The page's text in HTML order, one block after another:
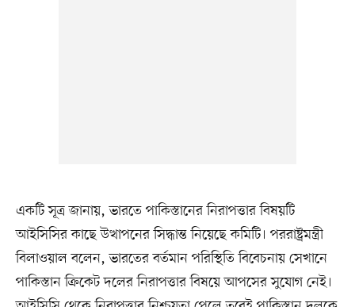
একটি সূত্র জানায়, ভারতে পাকিস্তানের নিরাপত্তার বিষয়টি
আইসিসির কাছে উত্থাপনের সিদ্ধান্ত নিয়েছে কমিটি। পররাষ্ট্রমন্ত্রী
বিলাওয়াল বলেন, ভারতের বর্তমান পরিস্থিতি বিবেচনায় সেখানে
পাকিস্তান ক্রিকেট দলের নিরাপত্তার বিষয়ে আপসের সুযোগ নেই।